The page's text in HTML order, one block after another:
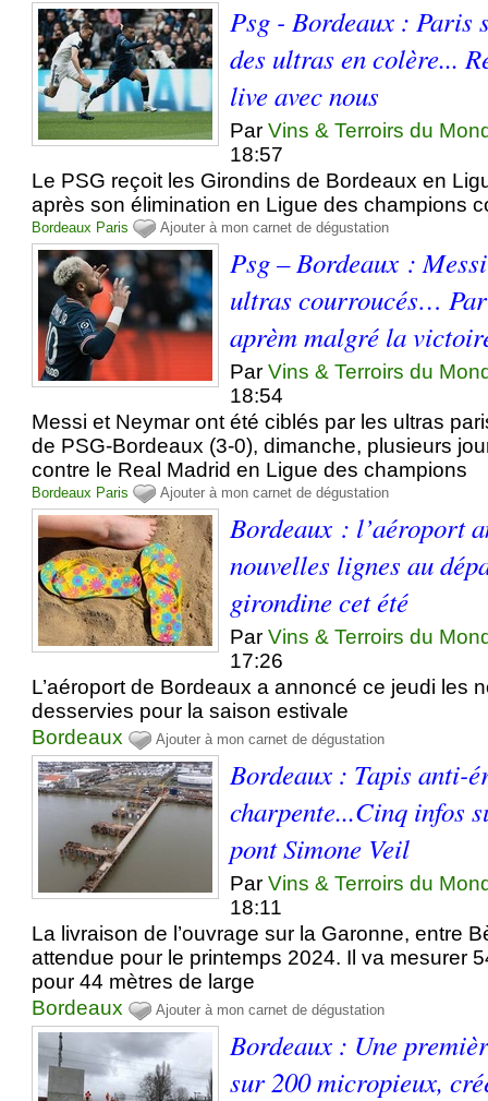
Psg - Bordeaux : Paris
des ultras en colère...
live avec nous
ParVins & Terroirs du
18:57
Le PSG reçoit les Girondins de Bordeaux en
après son élimination en Ligue des champions
Bordeaux Paris Ajouter à mon carnet de dégustation
Psg – Bordeaux :
ultras courroucés…
aprèm malgré la
ParVins & Terroirs du
18:54
Messi et Neymar ont été ciblés par les ultras
de PSG-Bordeaux (3-0), dimanche, plusieurs
contre le Real Madrid en Ligue des champions
Bordeaux Paris Ajouter à mon carnet de dégustation
Bordeaux : l’aéroport
nouvelles lignes au
girondine cet été
ParVins & Terroirs du
17:26
L’aéroport de Bordeaux a annoncé ce jeudi les
desservies pour la saison estivale
Bordeaux
Ajouter à mon carnet de dégustation
Bordeaux : Tapis anti-
charpente...Cinq infos
pont Simone Veil
ParVins & Terroirs du
18:11
La livraison de l’ouvrage sur la Garonne, entre
attendue pour le printemps 2024. Il va mesurer
pour 44 mètres de large
Bordeaux
Ajouter à mon carnet de dégustation
Bordeaux : Une
sur 200 micropieux,